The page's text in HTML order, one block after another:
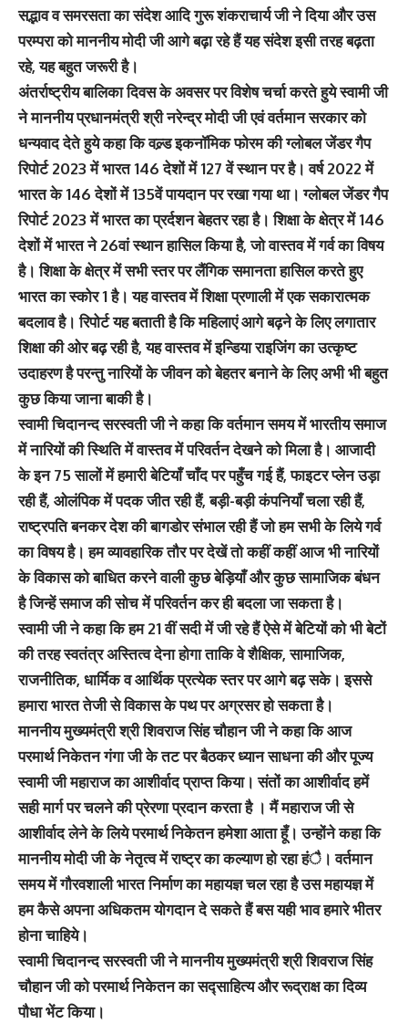
सद्भाव व समरसता का संदेश आदि गुरू शंकराचार्य जी ने दिया और उस
परम्परा को माननीय मोदी जी आगे बढ़ा रहे हैं यह संदेश इसी तरह बढ़ता
रहे, यह बहुत जरूरी है।
अंतर्राष्ट्रीय बालिका दिवस के अवसर पर विशेष चर्चा करते हुये स्वामी जी
ने माननीय प्रधानमंत्री श्री नरेन्द्र मोदी जी एवं वर्तमान सरकार को
धन्यवाद देते हुये कहा कि वल्र्ड इकनॉमिक फोरम की ग्लोबल जेंडर गैप
रिपोर्ट 2023 में भारत 146 देशों में 127 वें स्थान पर है। वर्ष 2022 में
भारत के 146 देशों में 135वें पायदान पर रखा गया था। ग्लोबल जेंडर गैप
रिपोर्ट 2023 में भारत का प्रर्दशन बेहतर रहा है। शिक्षा के क्षेत्र में 146
देशों में भारत ने 26वां स्थान हासिल किया है, जो वास्तव में गर्व का विषय
है। शिक्षा के क्षेत्र में सभी स्तर पर लैंगिक समानता हासिल करते हुए
भारत का स्कोर 1 है। यह वास्तव में शिक्षा प्रणाली में एक सकारात्मक
बदलाव है। रिपोर्ट यह बताती है कि महिलाएं आगे बढ़ने के लिए लगातार
शिक्षा की ओर बढ़ रही है, यह वास्तव में इन्डिया राइजिंग का उत्कृष्ट
उदाहरण है परन्तु नारियों के जीवन को बेहतर बनाने के लिए अभी भी बहुत
कुछ किया जाना बाकी है।
स्वामी चिदानन्द सरस्वती जी ने कहा कि वर्तमान समय में भारतीय समाज
में नारियों की स्थिति में वास्तव में परिवर्तन देखने को मिला है। आजादी
के इन 75 सालों में हमारी बेटियाँ चाँद पर पहुँच गई हैं, फाइटर प्लेन उड़ा
रही हैं, ओलंपिक में पदक जीत रही हैं, बड़ी-बड़ी कंपनियाँ चला रही हैं,
राष्ट्रपति बनकर देश की बागडोर संभाल रही हैं जो हम सभी के लिये गर्व
का विषय है। हम व्यावहारिक तौर पर देखें तो कहीं कहीं आज भी नारियों
के विकास को बाधित करने वाली कुछ बेड़ियाँ और कुछ सामाजिक बंधन
है जिन्हें समाज की सोच में परिवर्तन कर ही बदला जा सकता है।
स्वामी जी ने कहा कि हम 21 वीं सदी में जी रहे हैं ऐसे में बेटियों को भी बेटों
की तरह स्वतंत्र अस्तित्व देना होगा ताकि वे शैक्षिक, सामाजिक,
राजनीतिक, धार्मिक व आर्थिक प्रत्येक स्तर पर आगे बढ़ सके। इससे
हमारा भारत तेजी से विकास के पथ पर अग्रसर हो सकता है।
माननीय मुख्यमंत्री श्री शिवराज सिंह चौहान जी ने कहा कि आज
परमार्थ निकेतन गंगा जी के तट पर बैठकर ध्यान साधना की और पूज्य
स्वामी जी महाराज का आशीर्वाद प्राप्त किया। संतों का आशीर्वाद हमें
सही मार्ग पर चलने की प्रेरणा प्रदान करता है । मैं महाराज जी से
आशीर्वाद लेने के लिये परमार्थ निकेतन हमेशा आता हूँ। उन्होंने कहा कि
माननीय मोदी जी के नेतृत्व में राष्ट्र का कल्याण हो रहा हंै। वर्तमान
समय में गौरवशाली भारत निर्माण का महायज्ञ चल रहा है उस महायज्ञ में
हम कैसे अपना अधिकतम योगदान दे सकते हैं बस यही भाव हमारे भीतर
होना चाहिये।
स्वामी चिदानन्द सरस्वती जी ने माननीय मुख्यमंत्री श्री शिवराज सिंह
चौहान जी को परमार्थ निकेतन का सद्साहित्य और रूद्राक्ष का दिव्य
पौधा भेंट किया।